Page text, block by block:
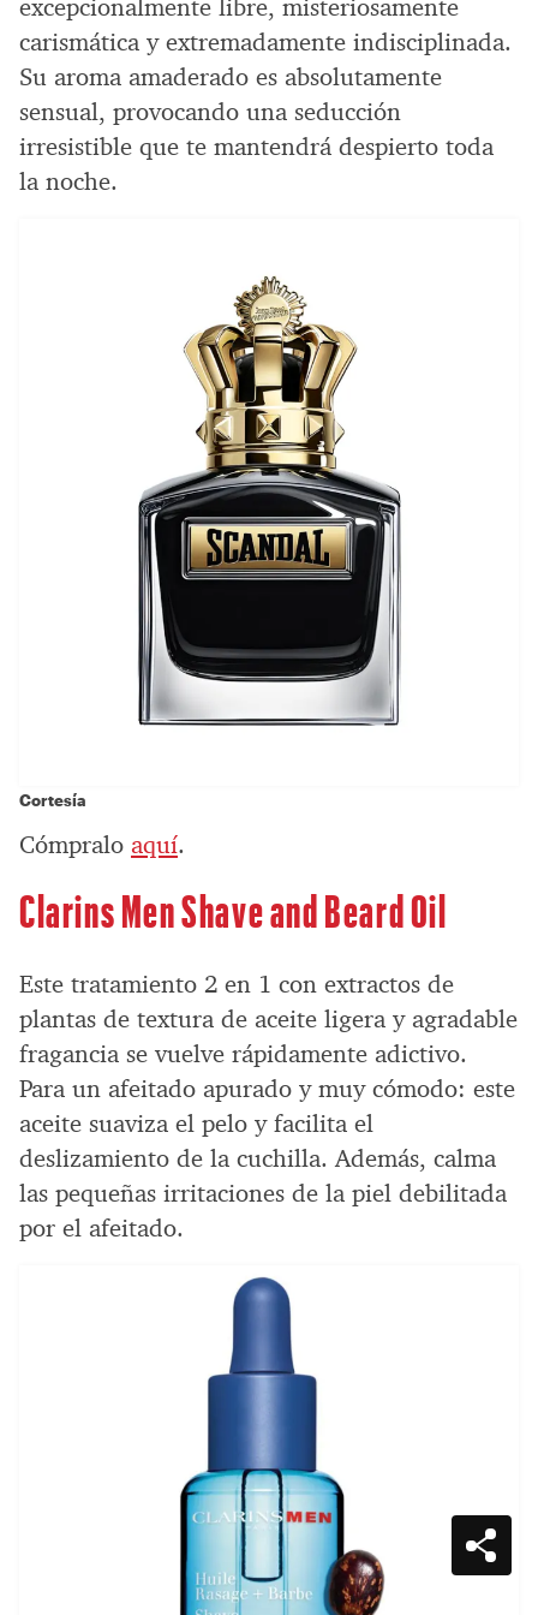
excepcionalmente libre, misteriosamente
carismática y extremadamente indisciplinada.
Su aroma amaderado es absolutamente
sensual, provocando una seducción
irresistible que te mantendrá despierto toda
la noche.
Cortesía
Cómpralo aquí.
Clarins Men Shave and Beard Oil
Este tratamiento 2 en 1 con extractos de
plantas de textura de aceite ligera y agradable
fragancia se vuelve rápidamente adictivo.
Para un afeitado apurado y muy cómodo: este
aceite suaviza el pelo y facilita el
deslizamiento de la cuchilla. Además, calma
las pequeñas irritaciones de la piel debilitada
por el afeitado.